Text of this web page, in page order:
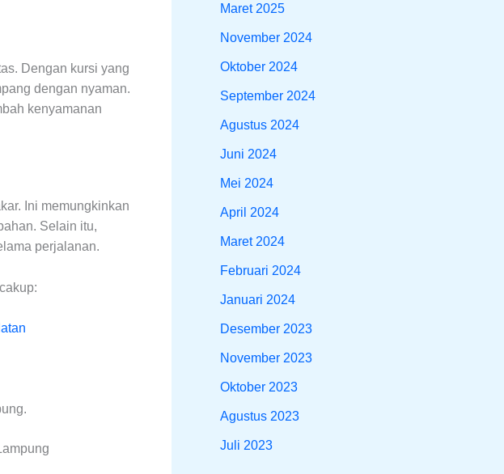
Dengan kursi yang
dengan nyaman.
kenyamanan
Ini memungkinkan
Selain itu,
perjalanan.
Maret 2025
November 2024
Oktober 2024
September 2024
Agustus 2024
Juni 2024
Mei 2024
April 2024
Maret 2024
Februari 2024
Januari 2024
Desember 2023
November 2023
Oktober 2023
Agustus 2023
Juli 2023